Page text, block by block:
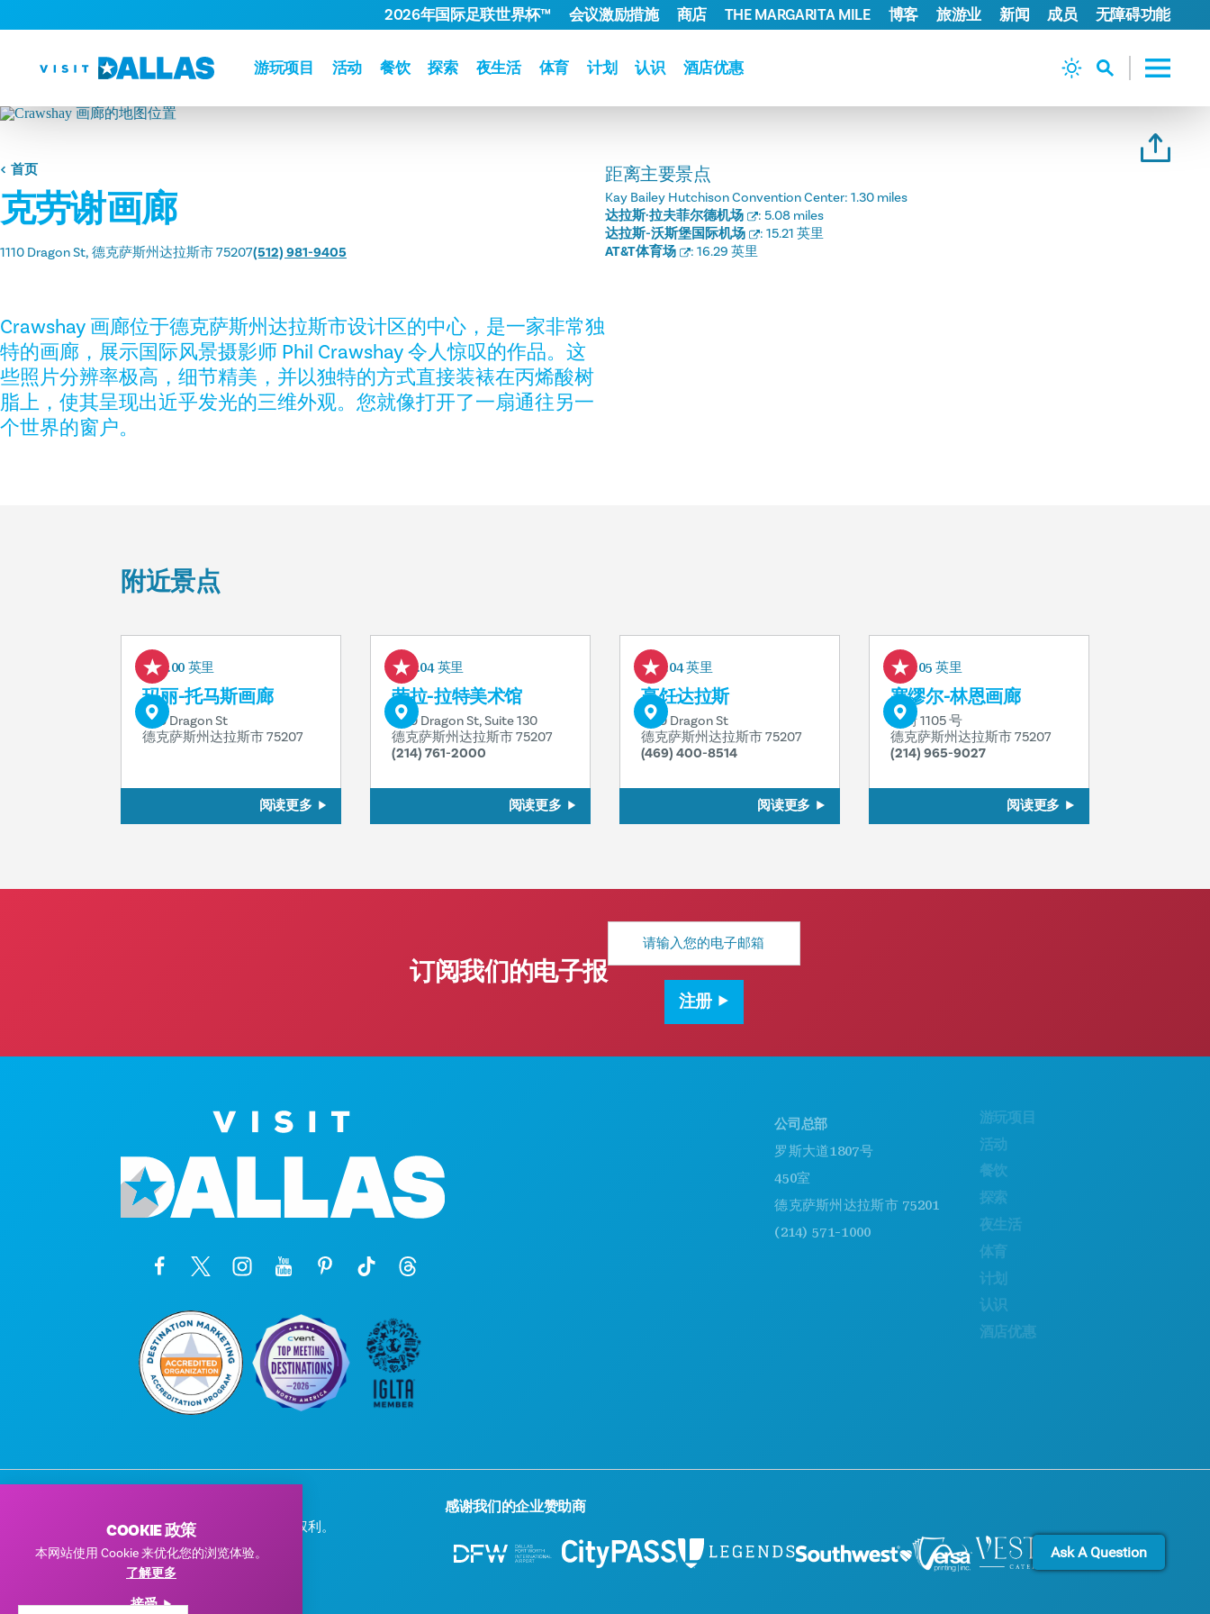
跳转到内容
游玩项目 活动 餐饮 探索 夜生活 体育 计划 认识 酒店优惠
2026年国际足联世界杯™ 会议激励措施 商店 THE MARGARITA MILE 博客 旅游业 新闻 成员 无障碍功能
首页
克劳谢画廊
1110 Dragon St 德克萨斯州达拉斯市 75207(512) 981-9405
Crawshay 画廊位于德克萨斯州达拉斯市设计区的中心，是一家非常独
特的画廊，展示国际风景摄影师 Phil Crawshay 令人惊叹的作品。这
些照片分辨率极高，细节精美，并以独特的方式直接装裱在丙烯酸树
脂上，使其呈现出近乎发光的三维外观。您就像打开了一扇通往另一
个世界的窗户。
距离主要景点
Kay Bailey Hutchison Convention Center: 1.30 miles
达拉斯·拉夫菲尔德机场
: 5.08 miles
达拉斯-沃斯堡国际机场
: 15.21 英里
AT&T体育场
: 16.29 英里
附近景点
0.00 英里
玛丽-托马斯画廊
1110 Dragon St
德克萨斯州达拉斯市 75207
阅读更多
0.04 英里
劳拉-拉特美术馆
1130 Dragon St, Suite 130
德克萨斯州达拉斯市 75207
(214) 761-2000
阅读更多
0.04 英里
烹饪达拉斯
1130 Dragon St
德克萨斯州达拉斯市 75207
(469) 400-8514
阅读更多
0.05 英里
塞缪尔-林恩画廊
龙街 1105 号
德克萨斯州达拉斯市 75207
(214) 965-9027
阅读更多
订阅我们的电子报
电
箱
地
注册
公司总部
罗斯大道1807号
450室
德克萨斯州达拉斯市 75201
(214) 571-1000
游玩项目
夜生活
酒店优惠
联系我们
感谢我们的企业赞助商
© 2026 Visit Dallas。保留所有权利。
隐私政策 使用条款
COOKIE 政策
本网站使用 Cookie 来优化您的浏览体验。
了解更多
接受
Ask A Question